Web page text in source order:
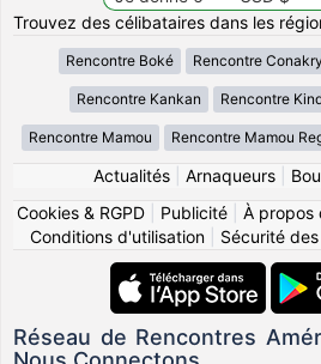
Trouvez des célibataires dans les
Rencontre Boké Rencontre Conakry
Rencontre Kankan Rencontre
Rencontre Mamou Rencontre Mamou
Actualités| Arnaqueurs|
Cookies & RGPD
Publicité À propos
Conditions d'utilisation| Sécurité
Réseau de Rencontres